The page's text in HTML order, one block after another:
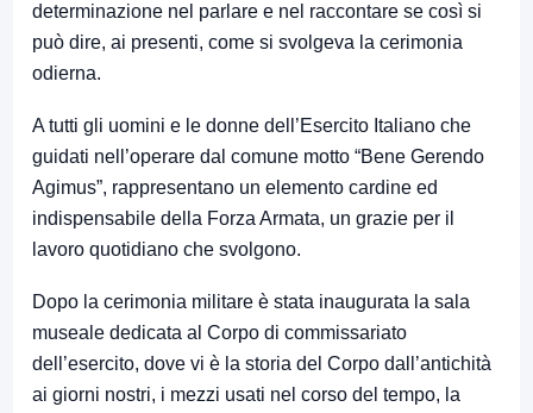
determinazione nel parlare e nel raccontare se così si
può dire, ai presenti, come si svolgeva la cerimonia
odierna.
A tutti gli uomini e le donne dell’Esercito Italiano che
guidati nell’operare dal comune motto “Bene Gerendo
Agimus”, rappresentano un elemento cardine ed
indispensabile della Forza Armata, un grazie per il
lavoro quotidiano che svolgono.
Dopo la cerimonia militare è stata inaugurata la sala
museale dedicata al Corpo di commissariato
dell’esercito, dove vi è la storia del Corpo dall’antichità
ai giorni nostri, i mezzi usati nel corso del tempo, la